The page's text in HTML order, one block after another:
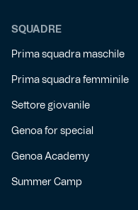
SQUADRE
Prima squadra maschile
Prima squadra femminile
Settore giovanile
Genoa for special
Genoa Academy
Summer Camp